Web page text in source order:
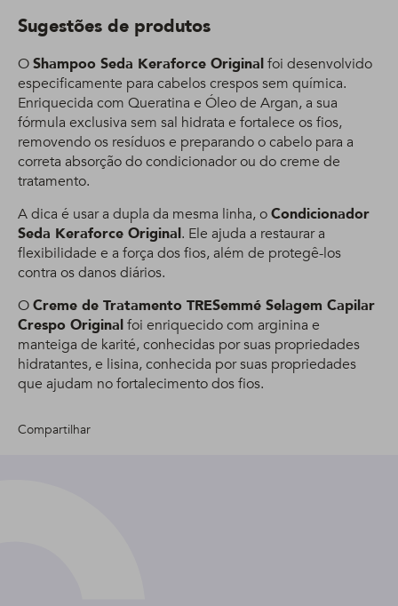
Sugestões de produtos
OShampoo Seda Keraforce Originalfoi desenvolvido
especificamente para cabelos crespos sem química.
Enriquecida com Queratina e Óleo de Argan, a sua
fórmula exclusiva sem sal hidrata e fortalece os fios,
removendo os resíduos e preparando o cabelo para a
correta absorção do condicionador ou do creme de
tratamento.
A dica é usar a dupla da mesma linha, oCondicionador
Seda Keraforce Original. Ele ajuda a restaurar a
flexibilidade e a força dos fios, além de protegê-los
contra os danos diários.
OCreme de Tratamento TRESemmé Selagem Capilar
Crespo Originalfoi enriquecido com arginina e
manteiga de karité, conhecidas por suas propriedades
hidratantes, e lisina, conhecida por suas propriedades
que ajudam no fortalecimento dos fios.
Compartilhar